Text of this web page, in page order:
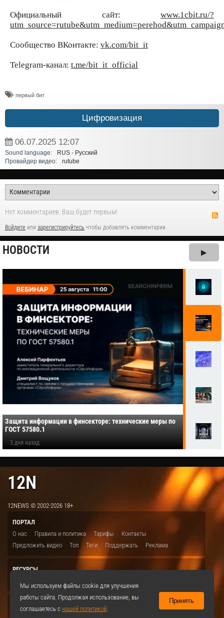
Официальный сайт: www.1cbit.ru/?
Сообщество ВКонтакте: vk.com/bit_it
Telegram-канал: t.me/bit_it_official
​первый бит
Цифровизация
06.07.2025 12:07
Sound language:
RUS - Русский
Провайдер видео:
rutube
Нет комментариев. Ваш будет первым!
Войдите или зарегистрируйтесь чтобы добавлять комментарии
НОВОСТИ ▶
Защита информации в финсекторе: технические меры по
ГОСТ 57580.1
3 дня назад
12N
12NEWS © 2002-2026 18+
ПОРТАЛ
О нас
Правила и политика Тарифы
Контакты
Предложить видео
Топ Теги Поддержать Реклама
РЕСУРСЫ
Мы используем файлы cookie для улучшения
работы сайта. Продолжая использование, вы
соглашаетесь с нашей политикой.
Принять